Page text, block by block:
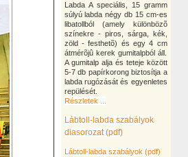
Labda A speciális, 15 gramm
súlyú labda négy db 15 cm-es
libatollból (amely különbözõ
színekre - piros, sárga, kék,
zöld - festhetõ) és egy 4 cm
átmérõjû kerek gumitalpból áll.
A gumitalp alja és teteje között
5-7 db papírkorong biztosítja a
labda rugózását és egyenletes
repülését.
Részletek ...
Lábtoll-labda szabályok
diasorozat (pdf)
Lábtoll-labda szabályok (pdf)